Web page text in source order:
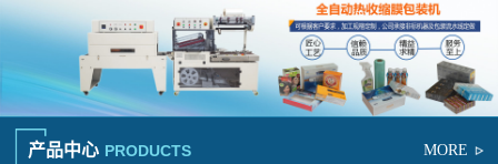
MORE
产品中心 PRODUCTS